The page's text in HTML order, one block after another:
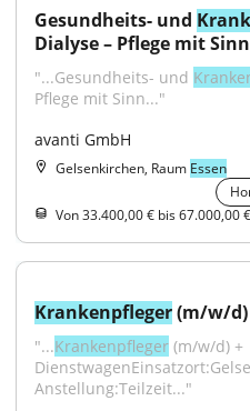
Gesundheits- und
Dialyse – Pflege mit
"...Gesundheits- und
Pflege mit Sinn..."
avanti GmbH
Gelsenkirchen, Raum Essen
Von 33.400,00 € bis 67.000,00 €
Krankenpfleger (m/w/d)
"...Krankenpfleger (m/w/d) +
Anstellung:Teilzeit..."